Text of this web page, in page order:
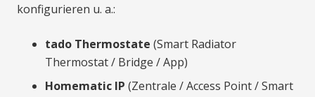
konfigurieren u. a.:
tado Thermostate (Smart Radiator
Thermostat / Bridge / App)
Homematic IP (Zentrale / Access Point / Smart